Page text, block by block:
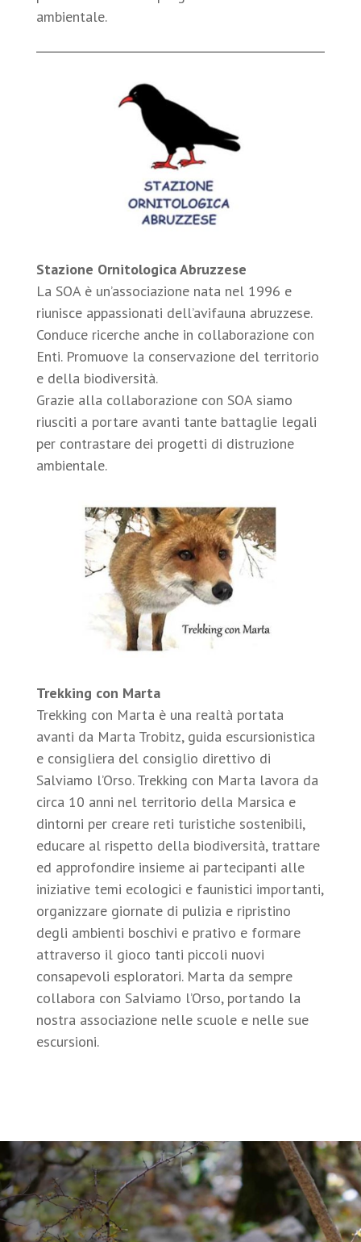
ambientale.
Stazione Ornitologica Abruzzese
La SOA è un’associazione nata nel 1996 e
riunisce appassionati dell’avifauna abruzzese.
Conduce ricerche anche in collaborazione con
Enti. Promuove la conservazione del territorio
e della biodiversità.
Grazie alla collaborazione con SOA siamo
riusciti a portare avanti tante battaglie legali
per contrastare dei progetti di distruzione
ambientale.
Trekking con Marta
Trekking con Marta è una realtà portata
avanti da Marta Trobitz, guida escursionistica
e consigliera del consiglio direttivo di
Salviamo l’Orso. Trekking con Marta lavora da
circa 10 anni nel territorio della Marsica e
dintorni per creare reti turistiche sostenibili,
educare al rispetto della biodiversità, trattare
ed approfondire insieme ai partecipanti alle
iniziative temi ecologici e faunistici importanti,
organizzare giornate di pulizia e ripristino
degli ambienti boschivi e prativo e formare
attraverso il gioco tanti piccoli nuovi
consapevoli esploratori. Marta da sempre
collabora con Salviamo l’Orso, portando la
nostra associazione nelle scuole e nelle sue
escursioni.